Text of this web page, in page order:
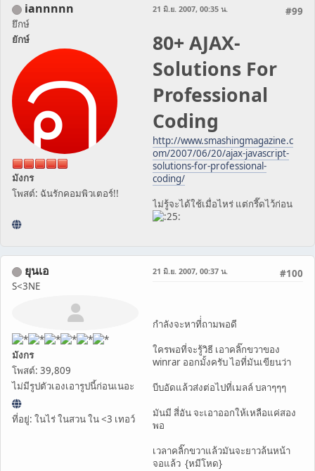
iannnnn
ยึกษ์
ยักษ์
มังกร
โพสต์: ฉันรักคอมพิวเตอร์!!
#99
21 มิ.ย. 2007, 00:35 น.
80+ AJAX-
Solutions For
Professional
Coding
http://www.smashingmagazine.c
om/2007/06/20/ajax-javascript-
solutions-for-professional-
coding/
ไม่รู้จะได้ใช้เมื่อไหร่ แต่กรี๊ดไว้ก่อน
ยุนเอ
S<3NE
มังกร
โพสต์: 39,809
ไม่มีรูปตัวเองเอารูปนี้ก่อนเนอะ
ที่อยู่: ในไร่ ในสวน ใน <3 เทอว์
#100
21 มิ.ย. 2007, 00:37 น.
กำลังจะหาที่่ถามพอดี
ใครพอที่จะรู้วิธี เอาคลิ๊กขวาของ
winrar ออกมั้งครับ ไอที่มันเขียนว่า
บีบอัดแล้วส่งต่อไปที่เมลล์ บลาๆๆๆ
มันมี สี่อัน จะเอาออกให้เหลือแค่สอง
พอ
เวลาคลิ๊กขวาแล้วมันจะยาวล้นหน้า
จอแล้ว {หมีโหด}